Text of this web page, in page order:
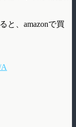
と、amazonで買